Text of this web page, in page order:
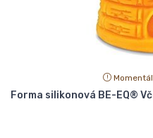
Forma silikonová BE-EQ®